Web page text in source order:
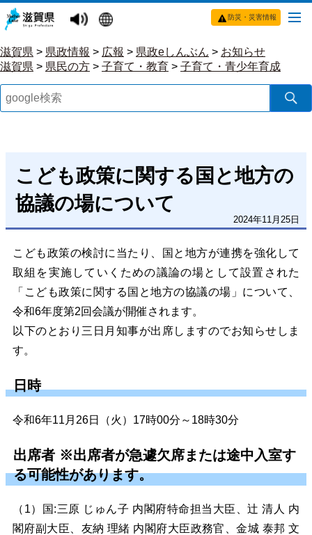
防災・災害情報
滋賀県 > 県政情報 > 広報 > 県政eしんぶん > お知らせ
滋賀県 > 県民の方 > 子育て・教育 > 子育て・青少年育成
こども政策に関する国と地方の
協議の場について
2024年11月25日
こども政策の検討に当たり、国と地方が連携を強化して
取組を実施していくための議論の場として設置された
「こども政策に関する国と地方の協議の場」について、
令和6年度第2回会議が開催されます。
以下のとおり三日月知事が出席しますのでお知らせしま
す。
日時
令和6年11月26日（火）17時00分～18時30分
出席者 ※出席者が急遽欠席または途中入室す
る可能性があります。
（1）国:三原 じゅん子 内閣府特命担当大臣、辻󠄀 清人 内
閣府副大臣、友納 理緒 内閣府大臣政務官、金城 泰邦 文